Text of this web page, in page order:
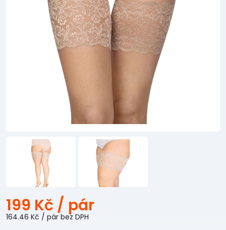
199 Kč / pár
164.46 Kč / pár bez DPH